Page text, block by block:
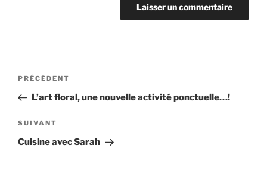
Navigation
l’article
Article
précédent
PRÉCÉDENT
L’art floral, une nouvelle activité ponctuelle…!
Article
suivant
SUIVANT
Cuisine avec Sarah